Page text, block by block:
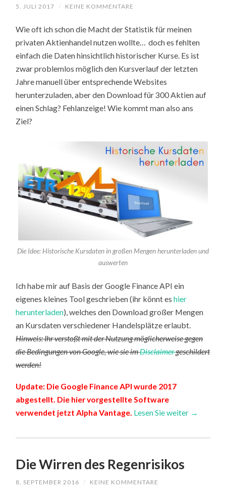
5. JULI 2017 / KEINE KOMMENTARE
Wie oft ich schon die Macht der Statistik für meinen
privaten Aktienhandel nutzen wollte… doch es fehlten
einfach die Daten hinsichtlich historischer Kurse. Es ist
zwar problemlos möglich den Kursverlauf der letzten
Jahre manuell über entsprechende Websites
herunterzuladen, aber den Download für 300 Aktien auf
einen Schlag? Fehlanzeige! Wie kommt man also ans
Ziel?
Die Idee: Historische Kursdaten in großen Mengen herunterladen und
auswerten
Ich habe mir auf Basis der Google Finance API ein
eigenes kleines Tool geschrieben (ihr könnt eshier
herunterladen), welches den Download großer Mengen
an Kursdaten verschiedener Handelsplätze erlaubt.
Hinweis: Ihr verstoßt mit der Nutzung möglicherweise gegen
die Bedingungen von Google, wie sie imDisclaimergeschildert
werden!
Update: Die Google Finance API wurde 2017
abgestellt. Die hier vorgestellte Software
verwendet jetztAlpha Vantage. Lesen Sie weiter →
Die Wirren des Regenrisikos
8. SEPTEMBER 2016 / KEINE KOMMENTARE